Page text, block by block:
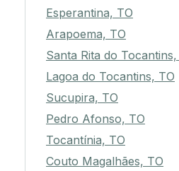
Esperantina, TO
Arapoema, TO
Santa Rita do Tocantins,
Lagoa do Tocantins, TO
Sucupira, TO
Pedro Afonso, TO
Tocantínia, TO
Couto Magalhães, TO